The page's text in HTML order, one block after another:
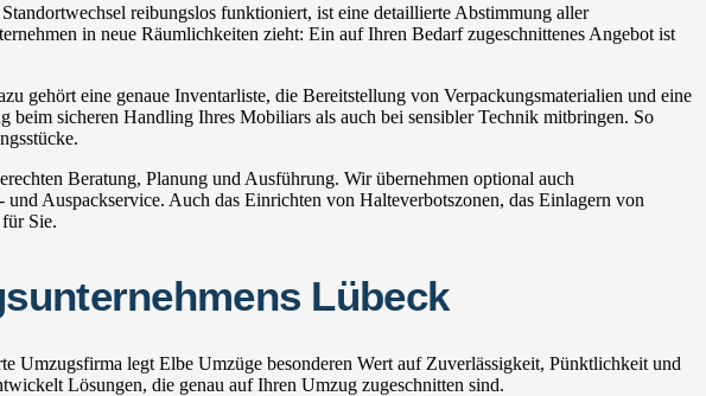
reibungslos funktioniert, ist eine detaillierte Abstimmung aller
in neue Räumlichkeiten zieht: Ein auf Ihren Bedarf zugeschnittenes Angebot ist
gehört eine genaue Inventarliste, die Bereitstellung von Verpackungsmaterialien und eine
sicheren Handling Ihres Mobiliars als auch bei sensibler Technik mitbringen. So
Beratung, Planung und Ausführung. Wir übernehmen optional auch
Auspackservice. Auch das Einrichten von Halteverbotszonen, das Einlagern von
Sie.
Lübeck
Umzugsfirma legt Elbe Umzüge besonderen Wert auf Zuverlässigkeit, Pünktlichkeit und
Lösungen, die genau auf Ihren Umzug zugeschnitten sind.